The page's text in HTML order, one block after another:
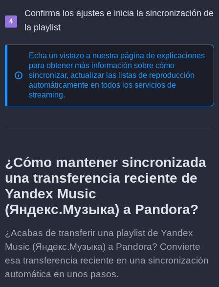
Confirma los ajustes e inicia la sincronización de
la playlist
Echa un vistazo a nuestra página de explicaciones
para obtener más información sobre cómo
sincronizar, actualizar las listas de reproducción
automáticamente en todos los servicios de
streaming.
¿Cómo mantener sincronizada
una transferencia reciente de
Yandex Music
(Яндекс.Музыка) a Pandora?
¿Acabas de transferir una playlist de Yandex
Music (Яндекс.Музыка) a Pandora? Convierte
esa transferencia reciente en una sincronización
automática en unos pasos.